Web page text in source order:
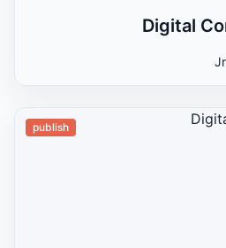
Digital
publish